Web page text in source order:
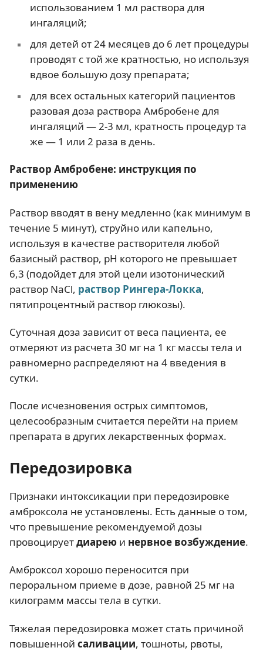
использованием 1 мл раствора для
ингаляций;
для детей от 24 месяцев до 6 лет процедуры
проводят с той же кратностью, но используя
вдвое большую дозу препарата;
для всех остальных категорий пациентов
разовая доза раствора Амбробене для
ингаляций — 2-3 мл, кратность процедур та
же — 1 или 2 раза в день.
Раствор Амбробене: инструкция по
применению
Раствор вводят в вену медленно (как минимум в
течение 5 минут), струйно или капельно,
используя в качестве растворителя любой
базисный раствор, рН которого не превышает
6,3 (подойдет для этой цели изотонический
раствор NaCl, раствор Рингера-Локка,
пятипроцентный раствор глюкозы).
Суточная доза зависит от веса пациента, ее
отмеряют из расчета 30 мг на 1 кг массы тела и
равномерно распределяют на 4 введения в
сутки.
После исчезновения острых симптомов,
целесообразным считается перейти на прием
препарата в других лекарственных формах.
Передозировка
Признаки интоксикации при передозировке
амброксола не установлены. Есть данные о том,
что превышение рекомендуемой дозы
провоцируетдиарею и нервное возбуждение.
Амброксол хорошо переносится при
пероральном приеме в дозе, равной 25 мг на
килограмм массы тела в сутки.
Тяжелая передозировка может стать причиной
повышенной саливации, тошноты, рвоты,